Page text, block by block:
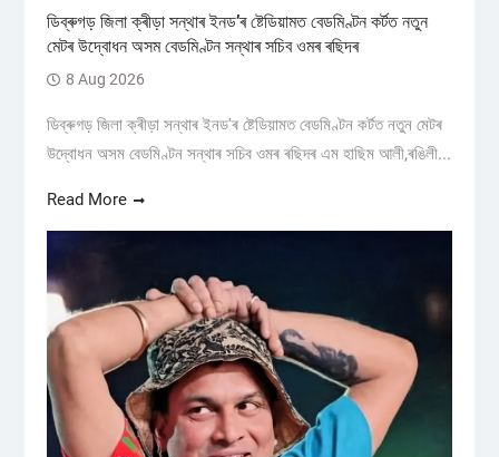
ডিব্ৰুগড় জিলা ক্ৰীড়া সন্থাৰ ইনড’ৰ ষ্টেডিয়ামত বেডমিণ্টন কৰ্টত নতুন
মেটৰ উদ্বোধন অসম বেডমিণ্টন সন্থাৰ সচিব ওমৰ ৰছিদৰ
8 Aug 2026
ডিব্ৰুগড় জিলা ক্ৰীড়া সন্থাৰ ইনড'ৰ ষ্টেডিয়ামত বেডমিণ্টন কৰ্টত নতুন মেটৰ
উদ্বোধন অসম বেডমিণ্টন সন্থাৰ সচিব ওমৰ ৰছিদৰ এম হাছিম আলী,ৰঙিলী...
Read More